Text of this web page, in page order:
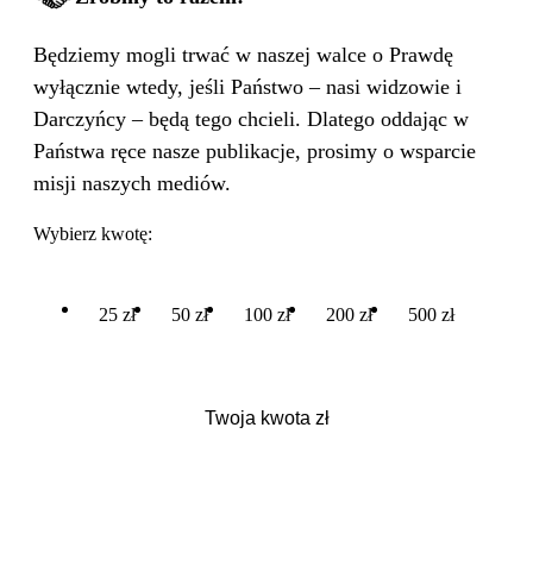
Będziemy mogli trwać w naszej walce o Prawdę
wyłącznie wtedy, jeśli Państwo – nasi widzowie i
Darczyńcy – będą tego chcieli. Dlatego oddając w
Państwa ręce nasze publikacje, prosimy o wsparcie
misji naszych mediów.
Wybierz kwotę:
25 zł 50 zł 100 zł 200 zł 500 zł